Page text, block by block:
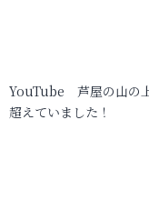
YouTube 芦屋の山の
超えていました！